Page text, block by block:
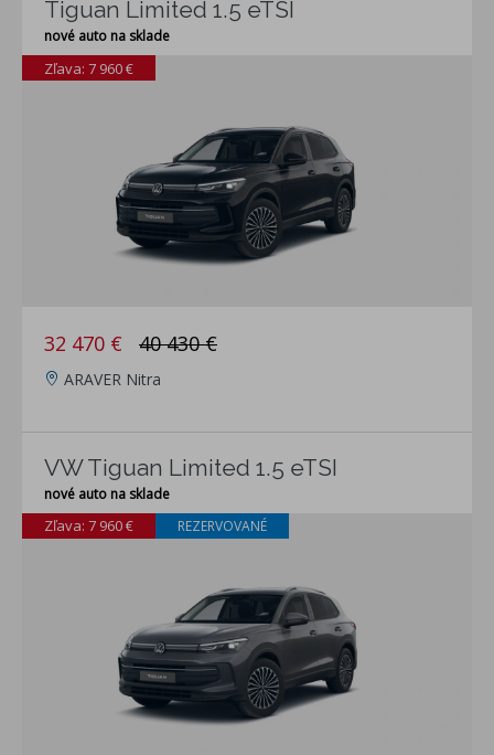
Tiguan Limited 1.5 eTSI
nové auto na sklade
Zľava: 7 960 €
32 470 € 40 430 €
ARAVER Nitra
VW Tiguan Limited 1.5 eTSI
nové auto na sklade
Zľava: 7 960 € REZERVOVANÉ